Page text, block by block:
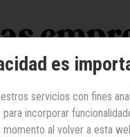
el festival entregó el
de su edición
es
servicios con fines
incorporar
al volver a esta